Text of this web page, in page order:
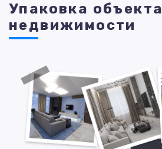
Упаковка объекта
недвижимости